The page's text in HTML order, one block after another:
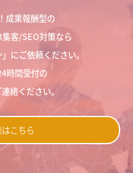
成果報酬型の
客/SEO対策なら
にご依頼ください。
時間受付の
絡ください。
こちら